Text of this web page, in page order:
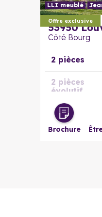
Offre exclusive
LLI meublé
53950
Côté Bourg
2 pièces
2 pièces
évolutif
3 pièces
Brochure